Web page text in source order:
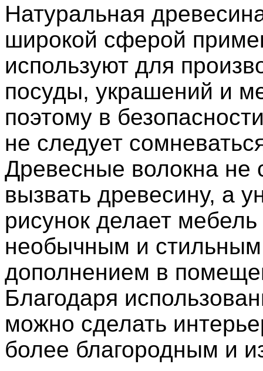
Натуральная
широкой сферой
используют для
посуды, украшений и
поэтому в
не следует
Древесные волокна не
вызвать древесину, а
рисунок делает мебель
необычным и стильным
дополнением в
Благодаря
можно сделать
более благородным и